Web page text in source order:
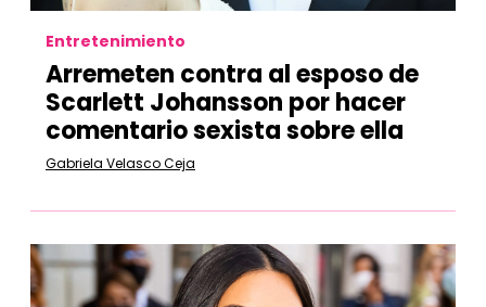
Entretenimiento
Arremeten contra al esposo de
Scarlett Johansson por hacer
comentario sexista sobre ella
Gabriela Velasco Ceja